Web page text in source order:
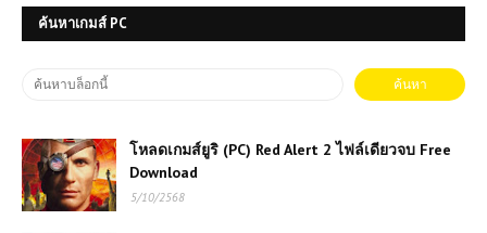
ค้นหาเกมส์ PC
โหลดเกมส์ยูริ (PC) Red Alert 2 ไฟล์เดียวจบ Free
Download
5/10/2568